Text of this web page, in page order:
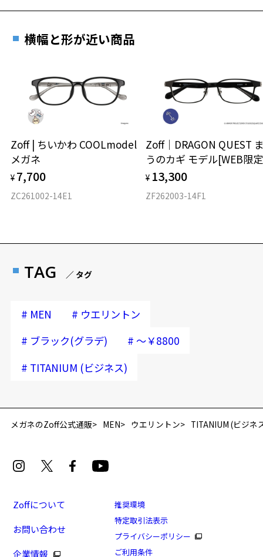
再入荷お知らせメールのお申し込み
[アウトレット価格]幅広いシーンで活躍するウェリン
横幅と形が近い商品
Zoff | ちいかわ COOLmodel
メガネ
¥ 7,700
ZC261002-14E1
Zoff｜DRAGON QUEST
うのカギ モデル[WEB限
¥ 13,300
ZF262003-14F1
TAG ／ タグ
# MEN # ウエリントン
# ブラック(グラデ) # ～￥8800
# TITANIUM (ビジネス)
メガネのZoff公式通販 MEN ウエリントン TITANIUM (ビジネ
Zoffについて
お問い合わせ
企業情報
推奨環境
特定取引法表示
プライバシーポリシー
ご利用条件